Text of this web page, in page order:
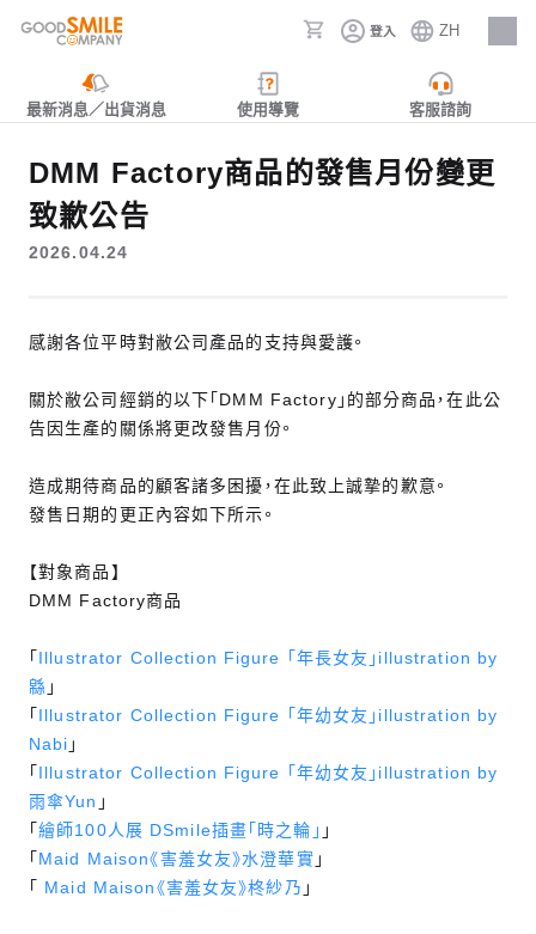
登入 ZH
人才招募
最新消息／出貨消息 使用導覽 客服諮詢
DMM Factory商品的發售月份變更
致歉公告
2026.04.24
感謝各位平時對敝公司產品的支持與愛護。
關於敝公司經銷的以下「DMM Factory」的部分商品，在此公
告因生產的關係將更改發售月份。
造成期待商品的顧客諸多困擾，在此致上誠摯的歉意。
發售日期的更正內容如下所示。
【對象商品】
DMM Factory商品
「 Illustrator Collection Figure 「年長女友」illustration by
緜 」
「 Illustrator Collection Figure 「年幼女友」illustration by
Nabi 」
「 Illustrator Collection Figure 「年幼女友」illustration by
雨傘Yun 」
「繪師100人展 DSmile插畫「時之輪」 」
「 Maid Maison《害羞女友》水澄華實 」
「
Maid Maison《害羞女友》柊紗乃 」